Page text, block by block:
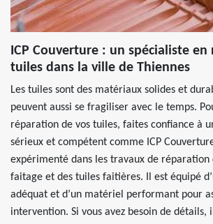
ICP Couverture : un spécialiste
tuiles dans la ville de Thiennes
Les tuiles sont des matériaux solides et
peuvent aussi se fragiliser avec le temps.
réparation de vos tuiles, faites confiance à
sérieux et compétent comme ICP
expérimenté dans les travaux de réparation
faitage et des tuiles faitières. Il est équipé
adéquat et d’un matériel performant pour
intervention. Si vous avez besoin de détails,